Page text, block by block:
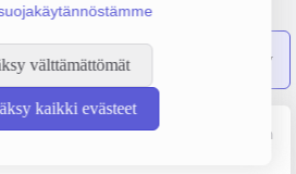
välttämättömät
kaikki evästeet
yritykseen MT Mediateko Oy
Lähde: YTJ, PRH, Traficom